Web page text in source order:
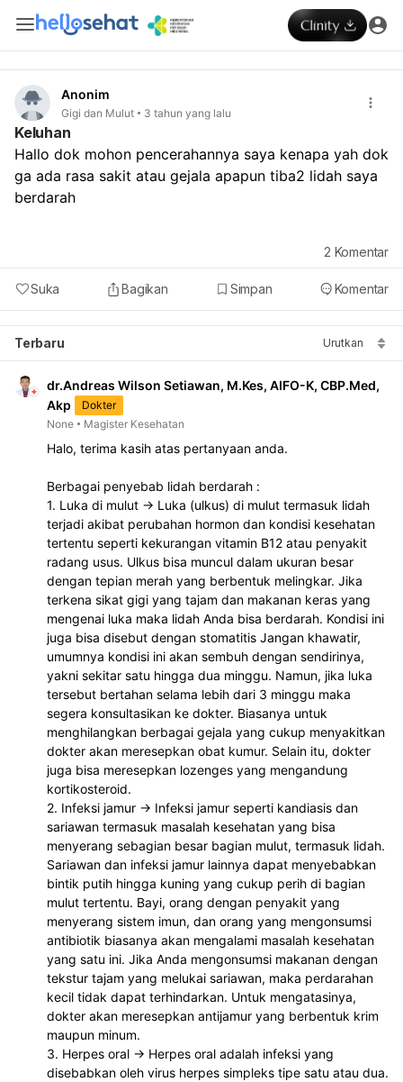
Anonim
Gigi dan Mulut 3 tahun yang lalu
Keluhan
Hallo dok mohon pencerahannya saya kenapa yah dok
ga ada rasa sakit atau gejala apapun tiba2 lidah saya
berdarah
Suka Bagikan Simpan Komentar
2 Komentar
Terbaru Urutkan
dr.Andreas Wilson Setiawan, M.Kes, AIFO-K, CBP.Med,
Akp
Dokter
None
Magister Kesehatan
Halo, terima kasih atas pertanyaan anda.
Berbagai penyebab lidah berdarah :
1. Luka di mulut -> Luka (ulkus) di mulut termasuk lidah
terjadi akibat perubahan hormon dan kondisi kesehatan
tertentu seperti kekurangan vitamin B12 atau penyakit
radang usus. Ulkus bisa muncul dalam ukuran besar
dengan tepian merah yang berbentuk melingkar. Jika
terkena sikat gigi yang tajam dan makanan keras yang
mengenai luka maka lidah Anda bisa berdarah. Kondisi ini
juga bisa disebut dengan stomatitis Jangan khawatir,
umumnya kondisi ini akan sembuh dengan sendirinya,
yakni sekitar satu hingga dua minggu. Namun, jika luka
tersebut bertahan selama lebih dari 3 minggu maka
segera konsultasikan ke dokter. Biasanya untuk
menghilangkan berbagai gejala yang cukup menyakitkan
dokter akan meresepkan obat kumur. Selain itu, dokter
juga bisa meresepkan lozenges yang mengandung
kortikosteroid.
2. Infeksi jamur -> Infeksi jamur seperti kandiasis dan
sariawan termasuk masalah kesehatan yang bisa
menyerang sebagian besar bagian mulut, termasuk lidah.
Sariawan dan infeksi jamur lainnya dapat menyebabkan
bintik putih hingga kuning yang cukup perih di bagian
mulut tertentu. Bayi, orang dengan penyakit yang
menyerang sistem imun, dan orang yang mengonsumsi
antibiotik biasanya akan mengalami masalah kesehatan
yang satu ini. Jika Anda mengonsumsi makanan dengan
tekstur tajam yang melukai sariawan, maka perdarahan
kecil tidak dapat terhindarkan. Untuk mengatasinya,
dokter akan meresepkan antijamur yang berbentuk krim
maupun minum.
3. Herpes oral -> Herpes oral adalah infeksi yang
disebabkan oleh virus herpes simpleks tipe satu atau dua.